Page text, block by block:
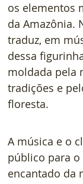
os elementos
da Amazônia.
traduz, em
dessa
moldada pela
tradições e
floresta.
A música e o
público para
encantado da